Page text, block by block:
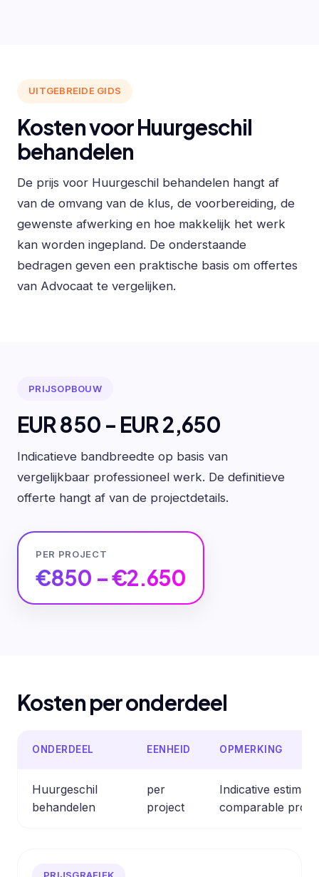
UITGEBREIDE GIDS
Kosten voor Huurgeschil
behandelen
De prijs voor Huurgeschil behandelen hangt af
van de omvang van de klus, de voorbereiding, de
gewenste afwerking en hoe makkelijk het werk
kan worden ingepland. De onderstaande
bedragen geven een praktische basis om offertes
van Advocaat te vergelijken.
PRIJSOPBOUW
EUR 850 - EUR 2,650
Indicatieve bandbreedte op basis van
vergelijkbaar professioneel werk. De definitieve
offerte hangt af van de projectdetails.
PER PROJECT
€850 – €2.650
Kosten per onderdeel
ONDERDEEL EENHEID OPMERKING
Huurgeschil
behandelen
per
project
Indicative
comparable